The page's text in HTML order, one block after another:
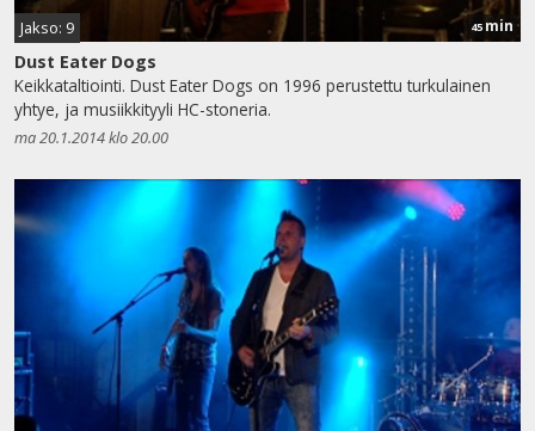
Jakso: 9 45 min
Dust Eater Dogs
Keikkataltiointi. Dust Eater Dogs on 1996 perustettu turkulainen
yhtye, ja musiikkityyli HC-stoneria.
ma 20.1.2014 klo 20.00